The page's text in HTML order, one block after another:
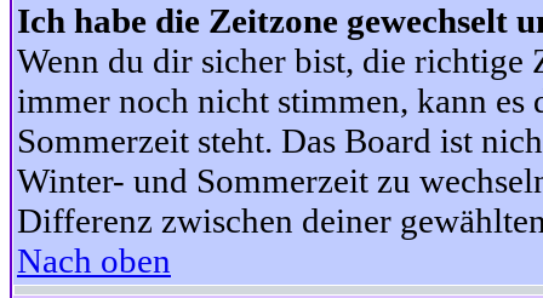
Ich habe die Zeitzone gewechselt
Wenn du dir sicher bist, die richtige
immer noch nicht stimmen, kann es
Sommerzeit steht. Das Board ist
Winter- und Sommerzeit zu
Differenz zwischen deiner
Nach oben